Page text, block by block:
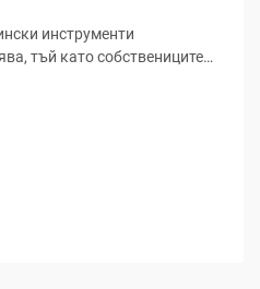
инструменти
тъй като собствениците
които търсят печеливши